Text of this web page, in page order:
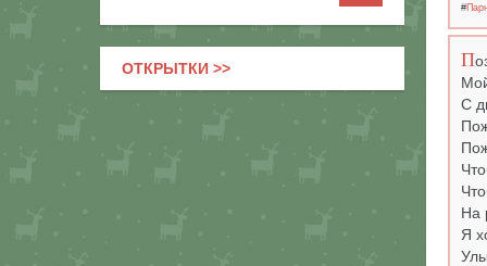
ОТКРЫТКИ >>
#
П
С
На
Я